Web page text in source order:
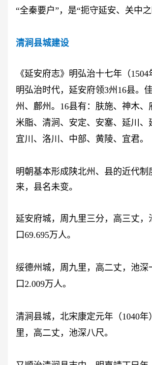
“全秦要户”，是“扼守延安、关中之
清涧县城建设
《延安府志》明弘治十七年（1504
明弘治时代，延安府领3州16县。
州、鄜州。16县有：肤施、神木、
米脂、清涧、安定、安塞、延川、
宜川、洛川、中部、黄陵、宜君。
明朝基本形成陕北州、县的近代制
来，县名未变。
延安府城，周九里三分，高三丈，
口69.695万人。
绥德州城，周九里，高二丈，池深
口2.009万人。
清涧县城，北宋康定元年（1040
里，高二丈，池深八尺。